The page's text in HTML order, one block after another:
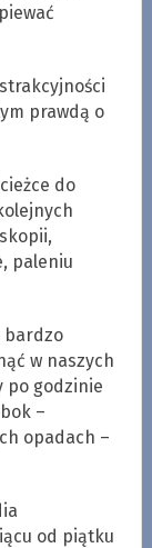
prawdą o
do
paleniu
bardzo
w naszych
po godzinie
–
opadach –
od piątku